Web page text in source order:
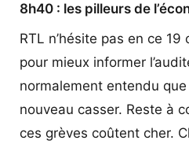
8h40 : les pilleurs de
RTL n’hésite pas en ce
pour mieux informer
normalement entendu
nouveau casser. Reste à
ces grèves coûtent cher.